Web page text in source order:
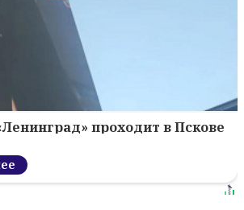
проходит в Пскове